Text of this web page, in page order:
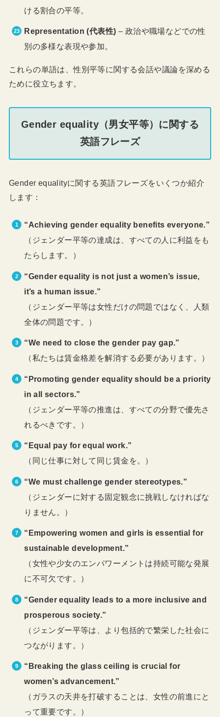
ける割合の平等。
Representation (代表性) – 政治や職場などでの性
別の多様な表現や参加。
これらの単語は、性別平等に関する会話や議論を深める
ために役立ちます。
Gender equality（男女平等）に関する
英語フレーズ
Gender equalityに関する英語フレーズをいくつか紹介
します：
“Achieving gender equality benefits everyone.”
（ジェンダー平等の達成は、すべての人に利益をも
たらします。）
“Gender equality is not just a women’s issue,
it’s a human issue.”
（ジェンダー平等は女性だけの問題ではなく、人類
全体の問題です。）
“We need to close the gender pay gap.”
（私たちは賃金格差を解消する必要があります。）
“Promoting gender equality should be a priority
in all sectors.”
（ジェンダー平等の推進は、すべての分野で優先さ
れるべきです。）
“Equal pay for equal work.”
（同じ仕事に対して同じ賃金を。）
“We must challenge gender stereotypes.”
（ジェンダーに対する固定観念に挑戦しなければな
りません。）
“Empowering women and girls is essential for
sustainable development.”
（女性や少女のエンパワーメントは持続可能な発展
に不可欠です。）
“Gender equality leads to a more inclusive and
prosperous society.”
（ジェンダー平等は、より包括的で繁栄した社会に
つながります。）
“Breaking the glass ceiling is crucial for
women’s advancement.”
（ガラスの天井を打破することは、女性の前進にと
って重要です。）